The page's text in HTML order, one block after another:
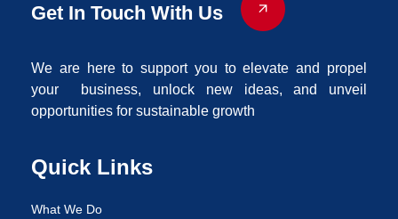
Get In Touch With Us
We are here to support you to elevate and propel
your business, unlock new ideas, and unveil
opportunities for sustainable growth
Quick Links
What We Do